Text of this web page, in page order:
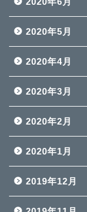
2020年5月
2020年4月
2020年3月
2020年2月
2020年1月
2019年12月